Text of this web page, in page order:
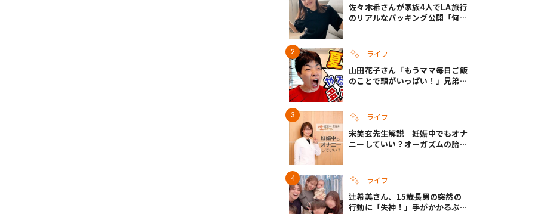
佐々木希さんが家族4人でLA旅行
のリアルなパッキング公開「何が
ライフ
山田花子さん「もうママ毎日ご飯
のことで頭がいっぱい！」兄弟夏
ライフ
宋美玄先生解説｜妊娠中でもオナ
ニーしていい？オーガズムの胎児
ライフ
辻希美さん、15歳長男の突然の
行動に「失神！」手がかかるぶん